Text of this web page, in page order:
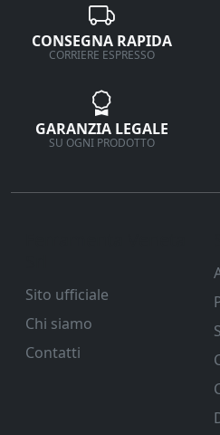
CONSEGNA RAPIDA
CORRIERE ESPRESSO
GARANZIA LEGALE
SU OGNI PRODOTTO
Sito ufficiale
Chi siamo
Contatti